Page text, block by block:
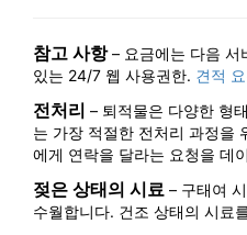
참고 사항– 요금에는 다음 서
있는 24/7 웹 사용권한. 견적
전처리 – 퇴적물은 다양한 형
는 가장 적절한 전처리 과정을
에게 연락을 달라는 요청을 데
젖은 상태의 시료 – 구태여
수월합니다. 건조 상태의 시료